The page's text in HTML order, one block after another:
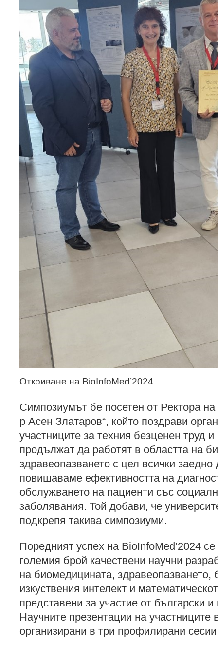
Откриване на BioInfoMed’2024
Симпозиумът бе посетен от Ректора
р Асен Златаров“, който поздрави
участниците за техния безценен труд
продължат да работят в областта на
здравеопазването с цел всички
повишаваме ефективността на
обслужването на пациенти със
заболявания. Той добави, че
подкрепя такива симпозиуми.
Поредният успех на BioInfoMed’2024
големия брой качествени научни
на биомедицината, здравеопазването,
изкуствения интелект и
представени за участие от български
Научните презентации на
организирани в три профилирани